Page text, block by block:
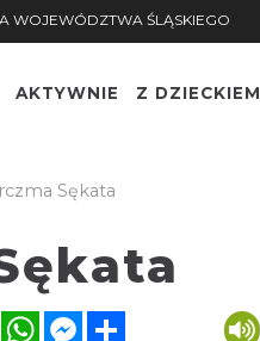
WOJEWÓDZTWA ŚLĄSKIEGO
AKTYWNIE Z DZIECKIEM
Sękata
TwitterWhatsAppMessenger